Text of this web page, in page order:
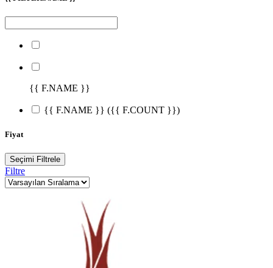
{{ F.NAME }}
{{ F.NAME }} ({{ F.COUNT }})
Fiyat
Seçimi Filtrele
Filtre